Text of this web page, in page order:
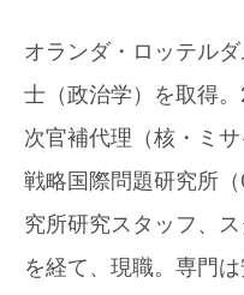
オランダ・ロッテル
士（政治学）を取得
次官補代理（核・ミ
戦略国際問題研究所
究所研究スタッフ、
を経て、現職。専門